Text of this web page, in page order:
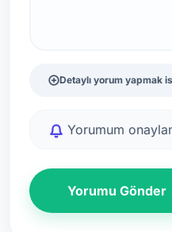
Detaylı yorum yapmak
Yorumum
Yorumu Gönder